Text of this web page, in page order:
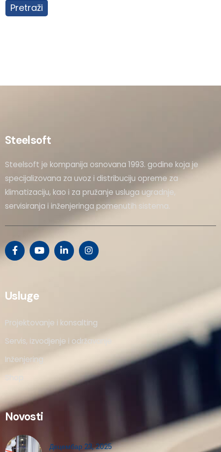
Pretraži
Steelsoft
Steelsoft je kompanija osnovana 1993. godine koja je
specijalizovana za uvoz i distribuciju opreme za
klimatizaciju, kao i za pružanje usluga ugradnje,
servisiranja i inženjeringa pomenutih sistema.
Usluge
Projektovanje i konsalting
Servis, izvodjenje i održavanje
Inženjering
Shop
Novosti
Децембар 23, 2025